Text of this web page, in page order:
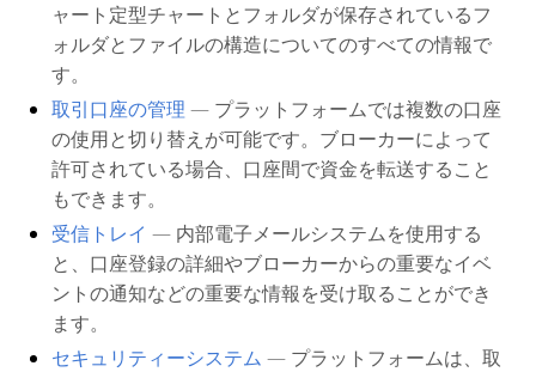
ャート定型チャートとフォルダが保存されているフ
ォルダとファイルの構造についてのすべての情報で
す。
取引口座の管理 — プラットフォームでは複数の口座
の使用と切り替えが可能です。ブローカーによって
許可されている場合、口座間で資金を転送すること
もできます。
受信トレイ — 内部電子メールシステムを使用する
と、口座登録の詳細やブローカーからの重要なイベ
ントの通知などの重要な情報を受け取ることができ
ます。
セキュリティーシステム — プラットフォームは、取